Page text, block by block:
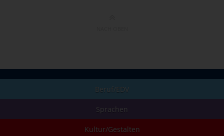
Beruf/EDV
Sprachen
Kultur/Gestalten